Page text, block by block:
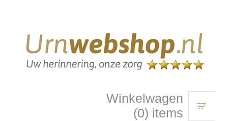
Winkelwagen
(0) items